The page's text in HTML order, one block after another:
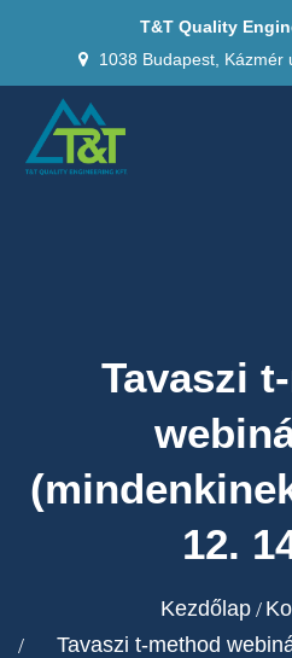
T&T Quality
1038 Budapest, Kázmér
Tavaszi
12.
Kezdőlap
Tavaszi t-method